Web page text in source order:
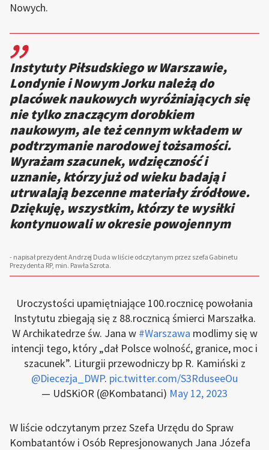
Nowych.
,,
Instytuty Piłsudskiego w Warszawie,
Londynie i Nowym Jorku należą do
placówek naukowych wyróżniających się
nie tylko znaczącym dorobkiem
naukowym, ale też cennym wkładem w
podtrzymanie narodowej tożsamości.
Wyrażam szacunek, wdzięczność i
uznanie, którzy już od wieku badają i
utrwalają bezcenne materiały źródłowe.
Dziękuję, wszystkim, którzy te wysiłki
kontynuowali w okresie powojennym
- napisał prezydent Andrzej Duda w liście odczytanym przez szefa Gabinetu
Prezydenta RP, min. Pawła Szrota.
Uroczystości upamiętniające 100.rocznicę powołania
Instytutu zbiegają się z 88.rocznicą śmierci Marszałka.
W Archikatedrze św. Jana w #Warszawa modlimy się w
intencji tego, który „dał Polsce wolność, granice, moc i
szacunek”. Liturgii przewodniczy bp R. Kamiński z
@Diecezja_DWP. pic.twitter.com/S3RduseeOu
— UdSKiOR (@Kombatanci) May 12, 2023
W liście odczytanym przez Szefa Urzędu do Spraw
Kombatantów i Osób Represjonowanych Jana Józefa